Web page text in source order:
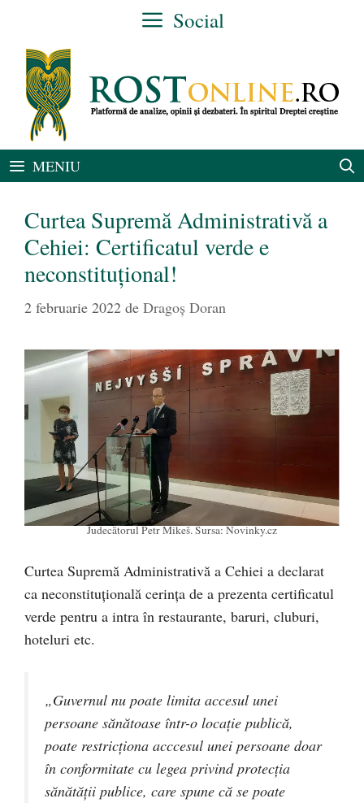
conținut
Social
MENIU
Curtea Supremă Administrativă a
Cehiei: Certificatul verde e
neconstituțional!
2 februarie 2022 de Dragoș Doran
Judecătorul Petr Mikeš. Sursa: Novinky.cz
Curtea Supremă Administrativă a Cehiei a declarat
ca neconstituțională cerința de a prezenta certificatul
verde pentru a intra în restaurante, baruri, cluburi,
hoteluri etc.
„Guvernul nu poate limita accesul unei
persoane sănătoase într-o locație publică,
poate restricționa acccesul unei persoane doar
în conformitate cu legea privind protecția
sănătății publice, care spune că se poate